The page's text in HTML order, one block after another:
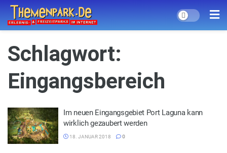
Schlagwort:
Eingangsbereich
Im neuen Eingangsgebiet Port Laguna kann
wirklich gezaubert werden
18. JANUAR 2018 0